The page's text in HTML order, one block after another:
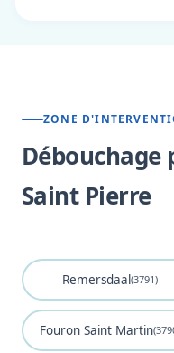
ZONE
Débouchage
Saint Pierre
Remersdaal(3791)
Fouron Saint Martin